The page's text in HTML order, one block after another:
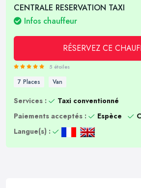
CENTRALE RESERVATION TAXI
Infos chauffeur
RÉSERVEZ CE
5 étoiles
7 Places Van
Services :
Taxi conventionné
Paiements acceptés :
Espèce
Langue(s) :